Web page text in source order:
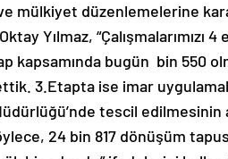
mülkiyet düzenlemelerine
Yılmaz, “Çalışmalarımızı
kapsamında bugün bin 550
3.Etapta ise imar
tescil edilmesinin
24 bin 817 dönüşüm